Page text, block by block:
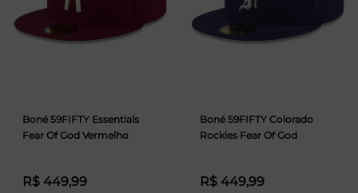
Boné 59FIFTY Essentials
Fear Of God Vermelho
R$ 449,99
Boné 59FIFTY Colorado
Rockies Fear Of God
R$ 449,99